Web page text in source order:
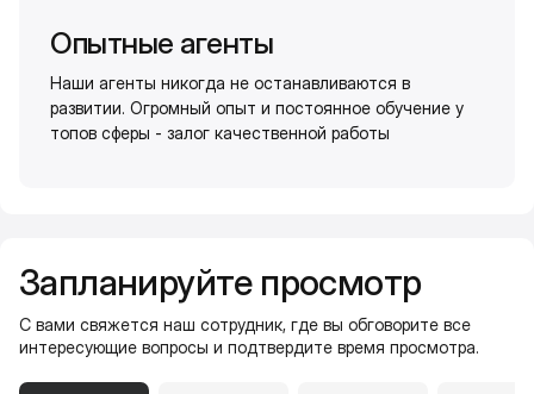
Опытные агенты
Наши агенты никогда не останавливаются в
развитии. Огромный опыт и постоянное обучение у
топов сферы - залог качественной работы
Запланируйте просмотр
С вами свяжется наш сотрудник, где вы обговорите все
интересующие вопросы и подтвердите время просмотра.